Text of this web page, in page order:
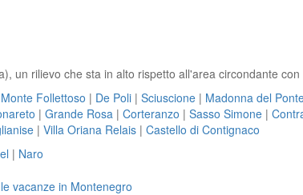
un rilievo che sta in alto rispetto all'area circondante
Monte Follettoso | De Poli | Sciuscione | Madonna del
| Grande Rosa | Corteranzo | Sasso Simone |
| Villa Oriana Relais | Castello di Contignaco
| Naro
vacanze in Montenegro